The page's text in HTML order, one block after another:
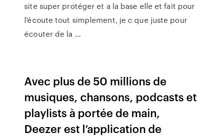
site super protéger et a la base elle et fait pour
l'écoute tout simplement, je c que juste pour
écouter de la ...
Avec plus de 50 millions de
musiques, chansons, podcasts et
playlists à portée de main,
Deezer est l’application de